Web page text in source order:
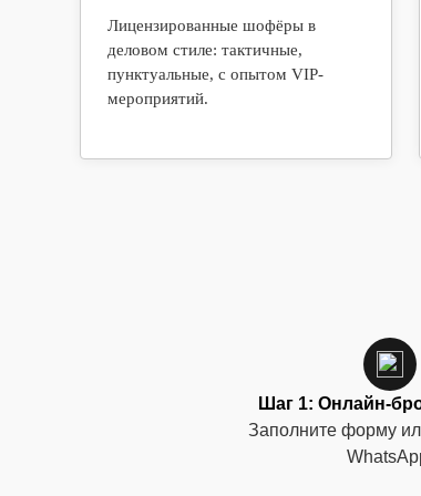
Лицензированные шофёры в
деловом стиле: тактичные,
пунктуальные, с опытом VIP-
мероприятий.
Шаг 1: Онлайн-
Заполните форму